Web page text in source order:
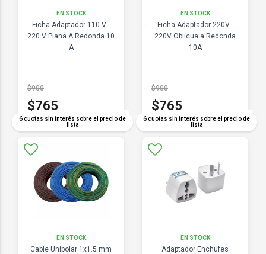
EN STOCK
Ficha Adaptador 110 V -
220 V Plana A Redonda 10
A
6 cuotas sin interés sobre el precio de
lista
$900
$765
COMPARAR
EN STOCK
Ficha Adaptador 220V -
220V Oblícua a Redonda
10A
6 cuotas sin interés sobre el precio de
lista
$900
$765
COMPARAR
EN STOCK
Cable Unipolar 1x1.5 mm
EN STOCK
Adaptador Enchufes